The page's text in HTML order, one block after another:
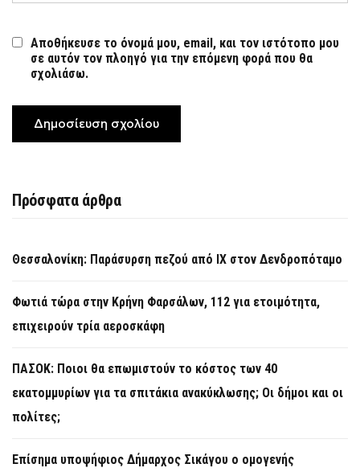
Αποθήκευσε το όνομά μου, email, και τον ιστότοπο μου
σε αυτόν τον πλοηγό για την επόμενη φορά που θα
σχολιάσω.
Πρόσφατα άρθρα
Θεσσαλονίκη: Παράσυρση πεζού από ΙΧ στον Δενδροπόταμο
Φωτιά τώρα στην Κρήνη Φαρσάλων, 112 για ετοιμότητα,
επιχειρούν τρία αεροσκάφη
ΠΑΣΟΚ: Ποιοι θα επωμιστούν το κόστος των 40
εκατομμυρίων για τα σπιτάκια ανακύκλωσης; Οι δήμοι και οι
πολίτες;
Επίσημα υποψήφιος Δήμαρχος Σικάγου ο ομογενής